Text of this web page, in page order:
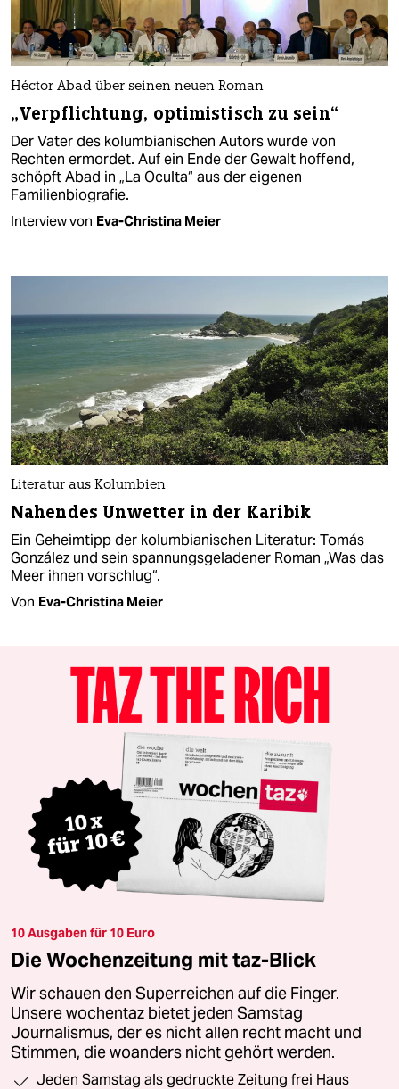
Héctor Abad über seinen neuen Roman
„Verpflichtung, optimistisch zu sein“
Der Vater des kolumbianischen Autors wurde von
Rechten ermordet. Auf ein Ende der Gewalt hoffend,
schöpft Abad in „La Oculta“ aus der eigenen
Familienbiografie.
Interview von Eva-Christina Meier
Literatur aus Kolumbien
Nahendes Unwetter in der Karibik
Ein Geheimtipp der kolumbianischen Literatur: Tomás
González und sein spannungsgeladener Roman „Was das
Meer ihnen vorschlug“.
Von Eva-Christina Meier
10 Ausgaben für 10 Euro
Die Wochenzeitung mit taz-Blick
Wir schauen den Superreichen auf die Finger.
Unsere wochentaz bietet jeden Samstag
Journalismus, der es nicht allen recht macht und
Stimmen, die woanders nicht gehört werden.
Jeden Samstag als gedruckte Zeitung frei Haus